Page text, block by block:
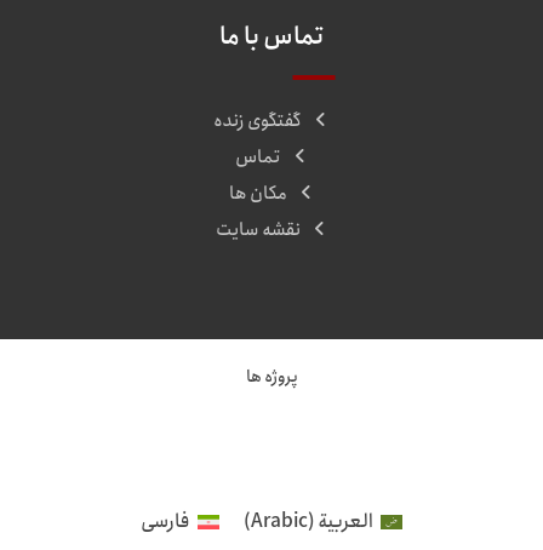
تماس با ما
گفتگوی زنده
تماس
مکان ها
نقشه سایت
پروژه ها
العربية(
Arabic
) فارسی